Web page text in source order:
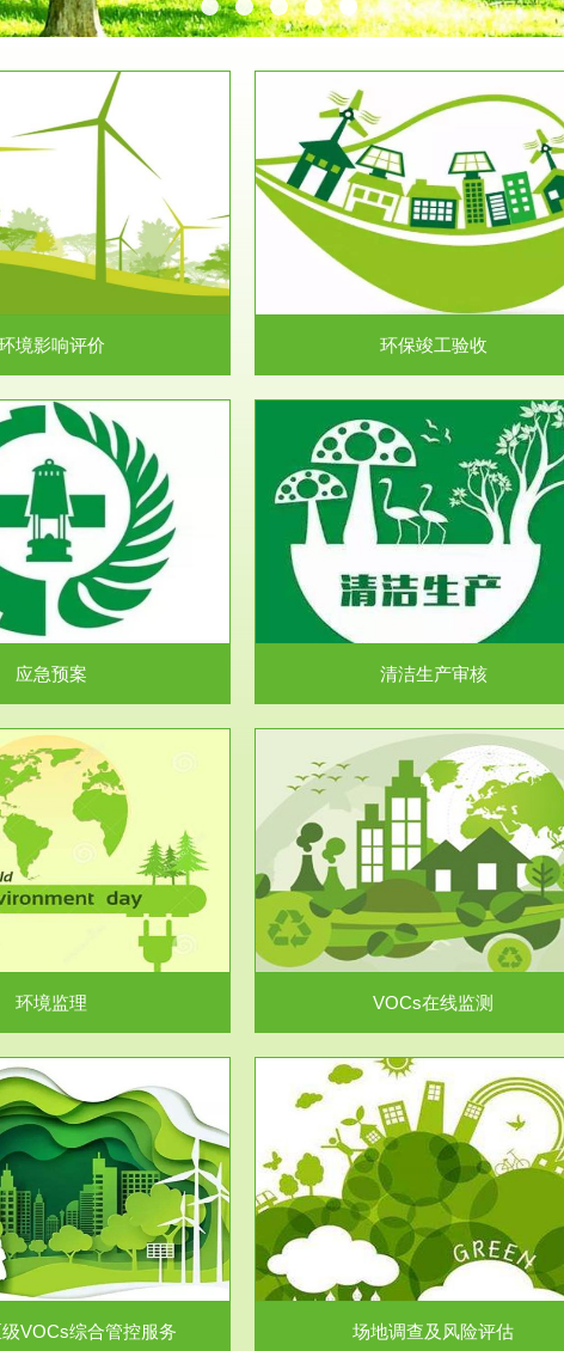
境影响评价
服务范围
环保竣工验收
环境保护管理条例》第十七条 编
制环境影响报告书、...
环保竣工验收
服务范围
排污许可证
排污许可申报咨询：（排污许可证）
人民共和国环境保护法》...
应急预案
服务范围
清洁生产审核
民共和国清洁生产促进法》、《清
生产审核暂行办法...
清洁生产审核
服务范围
安全评价
安全评价安全评价目的是查找、分析
程、系统、生产经营活...
环境监理
服务范围
VOCs在线监测
大气污染防治“十二五”规划》有
机废气净化率达...
VOCs在线监测
服务范围
集团/企业级VOCs综合管控
进行VOCs管控，首先就要找到排放的
监测估算出排放量。企业...
VOCs综合管控服务
服务范围
场地调查及风险评估
托，对于拟关停搬迁和拟变更土
利用方式或者土地使...
场地调查及风险评估
服务范围
土壤修复